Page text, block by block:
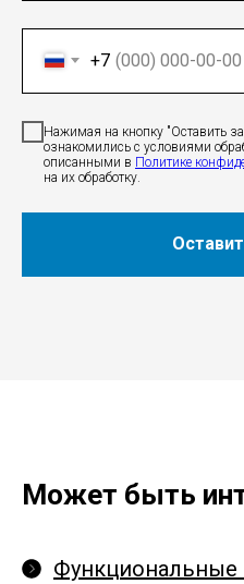
+7
Нажимая на кнопку "Оставить
ознакомились с условиями
описанными в Политике
на их обработку.
Может быть
Функциональные